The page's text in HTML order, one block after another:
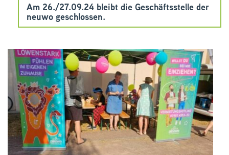
Am 26./27.09.24 bleibt die Geschäftsstelle der
neuwo geschlossen.